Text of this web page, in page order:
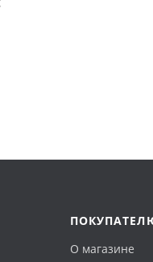
О магазине